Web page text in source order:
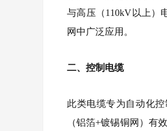
与高压（110kV以上）
网中广泛应用。
二、控制电缆
此类电缆专为自动化
（铝箔+镀锡铜网）有